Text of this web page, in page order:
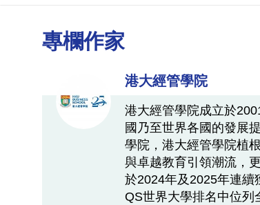
專欄作家
港大經管學院
港大經管學院成立於
國乃至世界各國的發展
學院，港大經管學院植
與卓越教育引領潮流，
於2024年及2025年連續
QS世界大學排名中位列